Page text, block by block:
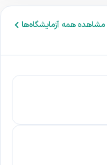
مشاهده همه آزمایشگاه‌ها